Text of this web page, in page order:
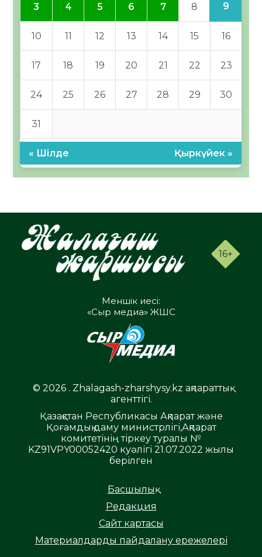
3 4 5 6 7 8 9
10 11 12 13 14 15 16
17 18 19 20 21 22 23
24 25 26 27 28 29 30
31
« Шілде Қыркүйек »
16+
Меншік иесі:
«Сыр медиа» ЖШС
© 2026 . Zhalagash-zharshysy.kz ақпараттық
агенттігі.
Қазақстан Республикасы Ақпарат және
Қоғамдық даму министрлігі,Ақпарат
комитетінің тіркеу туралы №
KZ91VPY00052420 куәлігі 21.07.2022 жылы
берілген
Басшылық
Редакция
Сайт картасы
Материалдарды пайдалану ережелері